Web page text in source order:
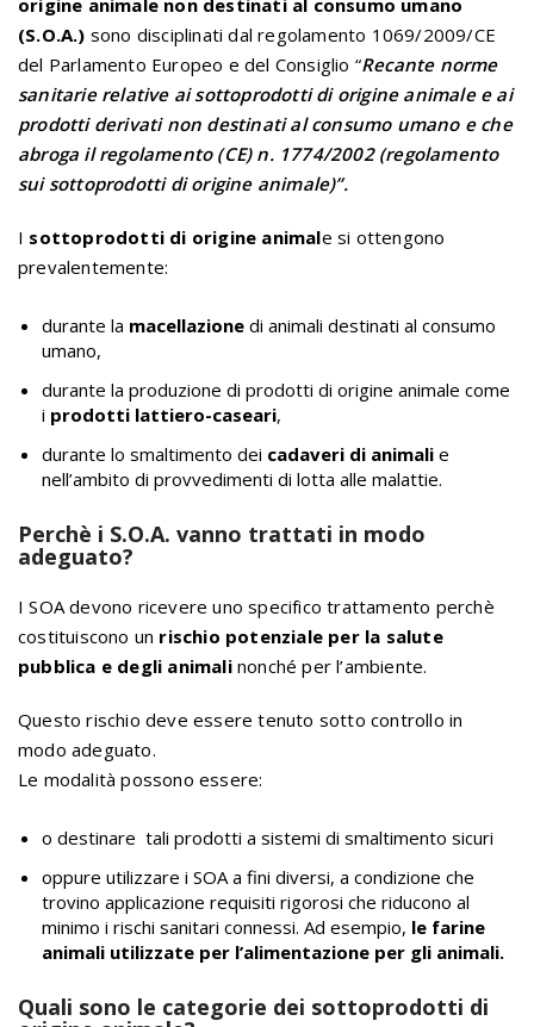
origine animale non destinati al consumo umano
(S.O.A.) sono disciplinati dal regolamento 1069/2009/CE
del Parlamento Europeo e del Consiglio “Recante norme
sanitarie relative ai sottoprodotti di origine animale e ai
prodotti derivati non destinati al consumo umano e che
abroga il regolamento (CE) n. 1774/2002 (regolamento
sui sottoprodotti di origine animale)”.
I sottoprodotti di origine animale si ottengono
prevalentemente:
durante la macellazione di animali destinati al consumo
umano,
durante la produzione di prodotti di origine animale come
i prodotti lattiero-caseari,
durante lo smaltimento dei cadaveri di animali e
nell’ambito di provvedimenti di lotta alle malattie.
Perchè i S.O.A. vanno trattati in modo
adeguato?
I SOA devono ricevere uno specifico trattamento perchè
costituiscono un rischio potenziale per la salute
pubblica e degli animalinonché per l’ambiente.
Questo rischio deve essere tenuto sotto controllo in
modo adeguato.
Le modalità possono essere:
o destinare tali prodotti a sistemi di smaltimento sicuri
oppure utilizzare i SOA a fini diversi, a condizione che
trovino applicazione requisiti rigorosi che riducono al
minimo i rischi sanitari connessi. Ad esempio, le farine
animali utilizzate per l’alimentazione per gli animali.
Quali sono le categorie dei sottoprodotti di